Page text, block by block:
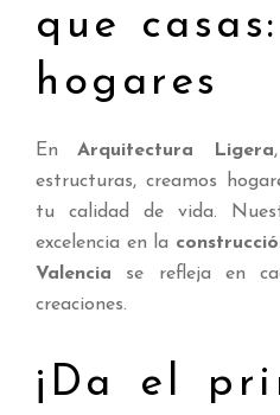
que
hogares
EnArquitectura Ligera
estructuras, creamos
tu calidad de vida.
excelencia en la
Valencia se refleja en
creaciones.
¡Da el